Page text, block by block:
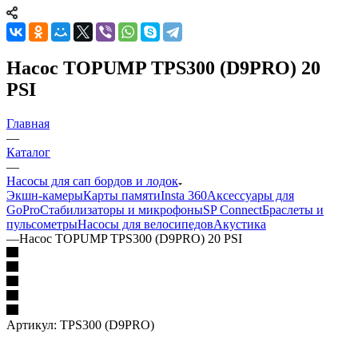
Насос TOPUMP TPS300 (D9PRO) 20
PSI
Главная
—
Каталог
—
Насосы для сап бордов и лодок
Экшн-камерыКарты памятиInsta 360Аксессуары для
GoProСтабилизаторы и микрофоныSP ConnectБраслеты и
пульсометрыНасосы для велосипедовАкустика
—Насос TOPUMP TPS300 (D9PRO) 20 PSI
Артикул: TPS300 (D9PRO)